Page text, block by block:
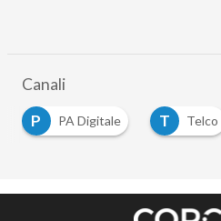
Canali
P
PA Digitale T Telco